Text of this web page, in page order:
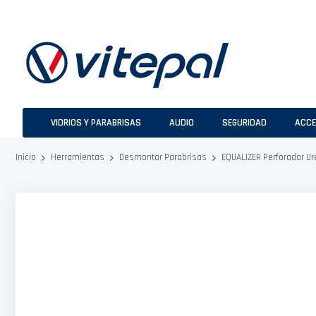
VIDRIOS Y PARABRISAS AUDIO SEGURIDAD
Inicio Herramientas Desmontar Parabrisas EQUALIZER Perforador